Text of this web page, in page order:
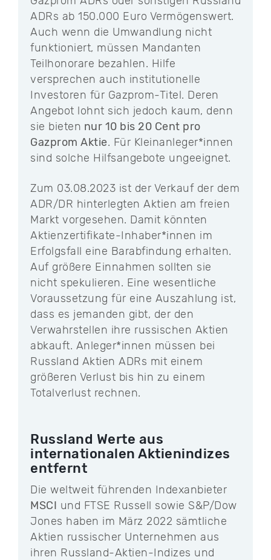
ADRs ab 150.000 Euro Vermögenswert.
Auch wenn die Umwandlung nicht
funktioniert, müssen Mandanten
Teilhonorare bezahlen. Hilfe
versprechen auch institutionelle
Investoren für Gazprom-Titel. Deren
Angebot lohnt sich jedoch kaum, denn
sie bieten nur 10 bis 20 Cent pro
Gazprom Aktie. Für Kleinanleger*innen
sind solche Hilfsangebote ungeeignet.
Zum 03.08.2023 ist der Verkauf der dem
ADR/DR hinterlegten Aktien am freien
Markt vorgesehen. Damit könnten
Aktienzertifikate-Inhaber*innen im
Erfolgsfall eine Barabfindung erhalten.
Auf größere Einnahmen sollten sie
nicht spekulieren. Eine wesentliche
Voraussetzung für eine Auszahlung ist,
dass es jemanden gibt, der den
Verwahrstellen ihre russischen Aktien
abkauft. Anleger*innen müssen bei
Russland Aktien ADRs mit einem
größeren Verlust bis hin zu einem
Totalverlust rechnen.
Russland Werte aus
internationalen Aktienindizes
entfernt
Die weltweit führenden Indexanbieter
MSCI und FTSE Russell sowie S&P/Dow
Jones haben im März 2022 sämtliche
Aktien russischer Unternehmen aus
ihren Russland-Aktien-Indizes und